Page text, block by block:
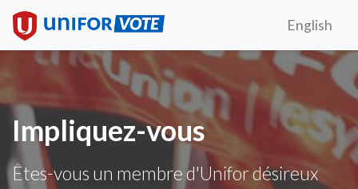
English
Impliquez-vous
Êtes-vous un membre d'Unifor désireux